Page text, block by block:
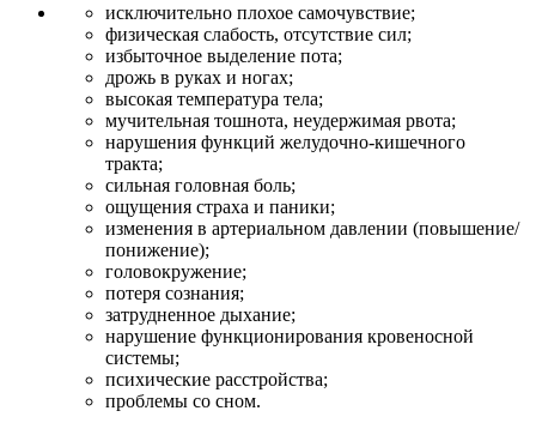
исключительно плохое самочувствие;
физическая слабость, отсутствие сил;
избыточное выделение пота;
дрожь в руках и ногах;
высокая температура тела;
мучительная тошнота, неудержимая рвота;
нарушения функций желудочно-кишечного
тракта;
сильная головная боль;
ощущения страха и паники;
изменения в артериальном давлении (повышение/
понижение);
головокружение;
потеря сознания;
затрудненное дыхание;
нарушение функционирования кровеносной
системы;
психические расстройства;
проблемы со сном.